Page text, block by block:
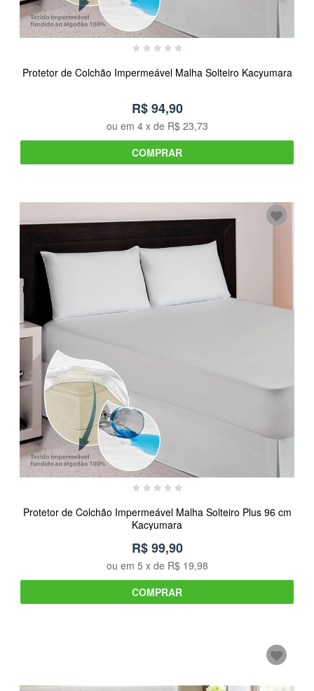
Protetor de Colchão Impermeável Malha Solteiro Kacyumara
R$ 94,90
ou em 4x de R$ 23,73
COMPRAR
Protetor de Colchão Impermeável Malha Solteiro Plus 96 cm
Kacyumara
R$ 99,90
ou em 5 x de R$ 19,98
COMPRAR